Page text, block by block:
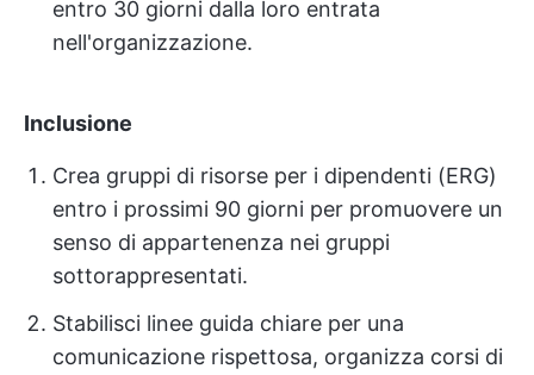
entro 30 giorni dalla loro entrata
nell'organizzazione.
Inclusione
Crea gruppi di risorse per i dipendenti (ERG)
entro i prossimi 90 giorni per promuovere un
senso di appartenenza nei gruppi
sottorappresentati.
Stabilisci linee guida chiare per una
comunicazione rispettosa, organizza corsi di